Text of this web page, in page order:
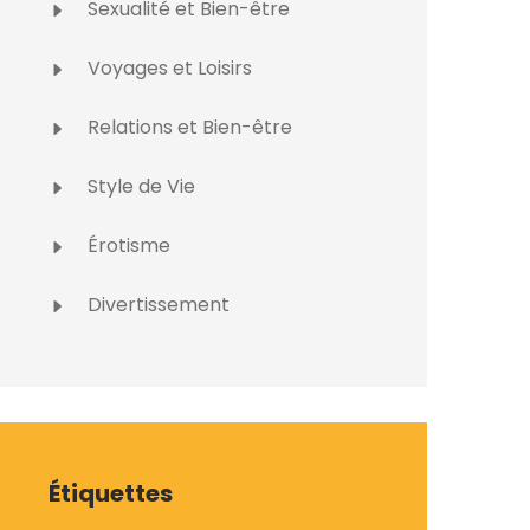
Sexualité et Bien-être
Voyages et Loisirs
Relations et Bien-être
Style de Vie
Érotisme
Divertissement
Étiquettes